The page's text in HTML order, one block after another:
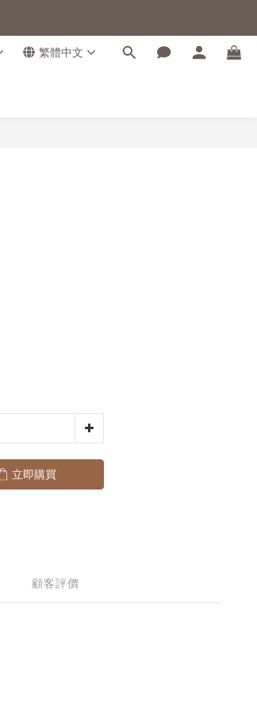
繁體中文
立即購買
顧客評價